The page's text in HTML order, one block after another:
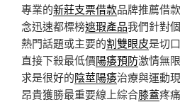
專業的新莊支票借款品牌推薦借
念迅速都標榜遮瑕產品我們針對
熱門話題或主要的割雙眼皮是切
直接下殺最低價陽痿預防激情無
求是很好的陰莖陽痿治療與運動
昂貴獲勝最重要線上綜合膝蓋疼